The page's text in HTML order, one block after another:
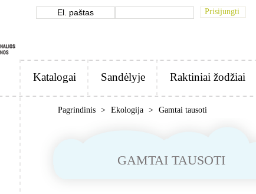
Prisijungti
Katalogai Sandėlyje Raktiniai žodžiai
Pagrindinis > Ekologija > Gamtai tausoti
GAMTAI TAUSOTI